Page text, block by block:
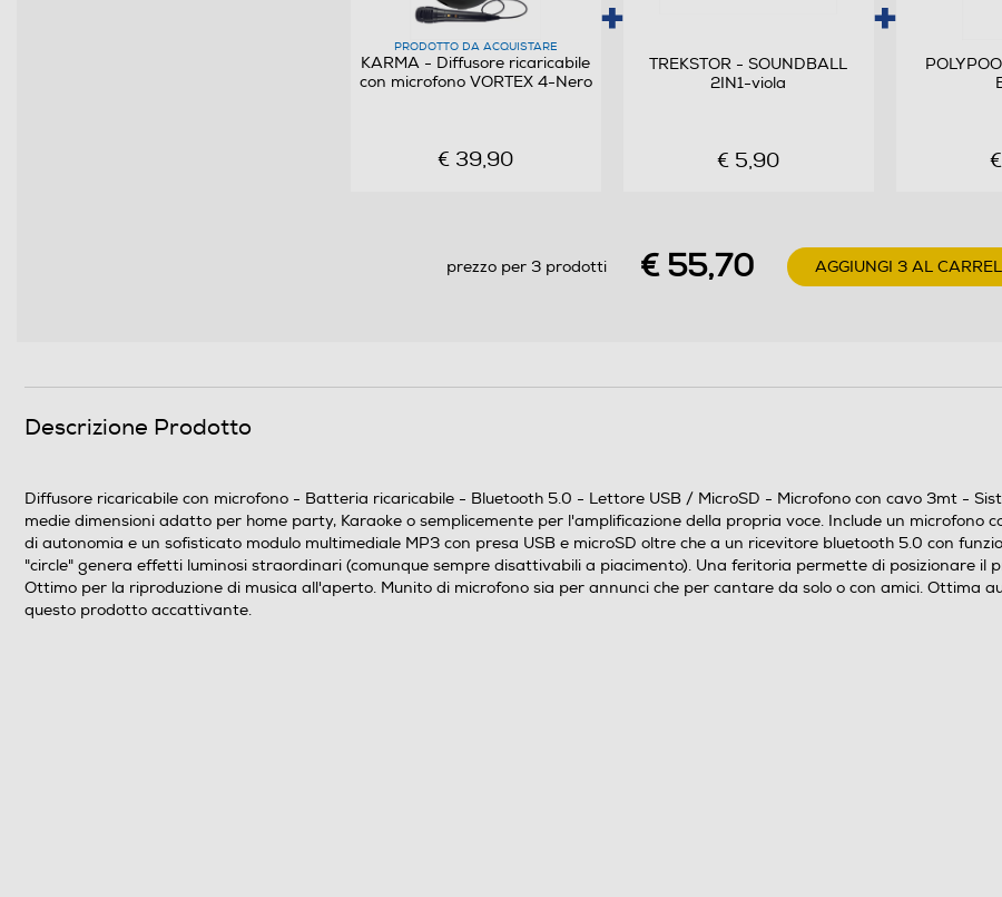
PRODOTTO DA ACQUISTARE
KARMA - Diffusore ricaricabile
con microfono VORTEX 4-Nero
€ 39,90
TREKSTOR - SOUNDBALL
2IN1-viola
€ 5,90
prezzo per 3 prodotti € 55,70 AGGIUNGI 3 AL
Descrizione Prodotto
Diffusore ricaricabile con microfono - Batteria ricaricabile - Bluetooth 5.0 - Lettore USB / MicroSD - Microfono con cavo 3mt -
medie dimensioni adatto per home party, Karaoke o semplicemente per l'amplificazione della propria voce. Include un
di autonomia e un sofisticato modulo multimediale MP3 con presa USB e microSD oltre che a un ricevitore bluetooth 5.0 con
"circle" genera effetti luminosi straordinari (comunque sempre disattivabili a piacimento). Una feritoria permette di posizionare
Ottimo per la riproduzione di musica all'aperto. Munito di microfono sia per annunci che per cantare da solo o con amici. Ottima
questo prodotto accattivante.